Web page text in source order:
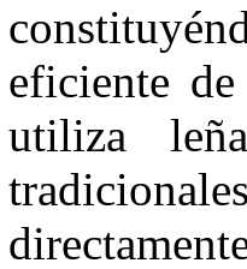
eficiente
utiliza